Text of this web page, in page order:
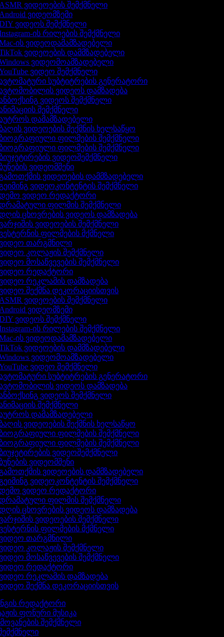
ვიდეოების შემქმნელი
ვიდეომზემი
ვიდეოს შემქმნელი
ის რილების შემქმნელი
ის ვიდეოდამამზადებელი
ვიდეოების დამმზადებელი
ვიდეომოამზადებელი
ვიდეო შემქმნელი
სუბტიტრების გენერატორი
ვიდეოს დამზადება
ვიდეოს შემქმნელი
შემქმნელი
დამამზადებელი
ვიდეოების შექმნის ხელსაწყო
ფილმების შემქმნელი
ფილმების შემქმნელი
ვიდეოშემქმნელი
ვიდეომშენი
ვიდეოების დამმზადებელი
ვიდეოკონტენტის შემქმნელი
ვიდეო რედაქტორი
ფილმის შემქმნელი
ცხოვრების ვიდეოს დამზადება
ვიდეოების შემქმნელი
ფილმების მქმნელი
თარგმნილი
კოლაჟის შემქმნელი
მოსაწვევების შემქმნელი
რედაქტორი
რეკლამის დამზადება
შექმნა დეკორაციისთვის
ვიდეოების შემქმნელი
ვიდეომზემი
ვიდეოს შემქმნელი
ის რილების შემქმნელი
ის ვიდეოდამამზადებელი
ვიდეოების დამმზადებელი
ვიდეომოამზადებელი
ვიდეო შემქმნელი
სუბტიტრების გენერატორი
ვიდეოს დამზადება
ვიდეოს შემქმნელი
შემქმნელი
დამამზადებელი
ვიდეოების შექმნის ხელსაწყო
ფილმების შემქმნელი
ფილმების შემქმნელი
ვიდეოშემქმნელი
ვიდეომშენი
ვიდეოების დამმზადებელი
ვიდეოკონტენტის შემქმნელი
ვიდეო რედაქტორი
ფილმის შემქმნელი
ცხოვრების ვიდეოს დამზადება
ვიდეოების შემქმნელი
ფილმების მქმნელი
თარგმნილი
კოლაჟის შემქმნელი
მოსაწვევების შემქმნელი
რედაქტორი
რეკლამის დამზადება
შექმნა დეკორაციისთვის
რედაქტორი
ფონური მუსიკა
შემქმნელი